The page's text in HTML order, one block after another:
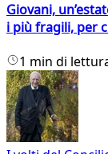
Giovani,
i più fragili, per
1 min di